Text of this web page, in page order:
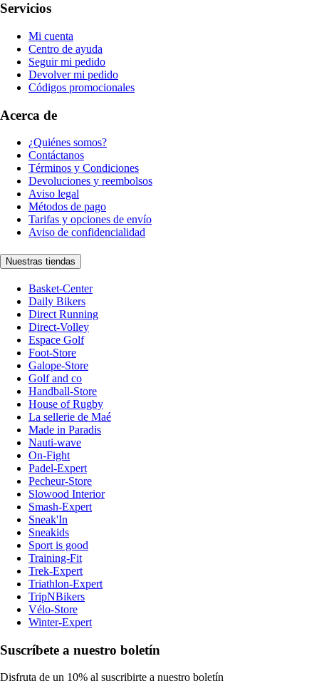
Servicios
Mi cuenta
Centro de ayuda
Seguir mi pedido
Devolver mi pedido
Códigos promocionales
Acerca de
¿Quiénes somos?
Contáctanos
Términos y Condiciones
Devoluciones y reembolsos
Aviso legal
Métodos de pago
Tarifas y opciones de envío
Aviso de confidencialidad
Nuestras tiendas
Basket-Center
Daily Bikers
Direct Running
Direct-Volley
Espace Golf
Foot-Store
Galope-Store
Golf and co
Handball-Store
House of Rugby
La sellerie de Maé
Made in Paradis
Nauti-wave
On-Fight
Padel-Expert
Pecheur-Store
Slowood Interior
Smash-Expert
Sneak'In
Sneakids
Sport is good
Training-Fit
Trek-Expert
Triathlon-Expert
TripNBikers
Vélo-Store
Winter-Expert
Suscríbete a nuestro boletín
Disfruta de un 10% al suscribirte a nuestro boletín